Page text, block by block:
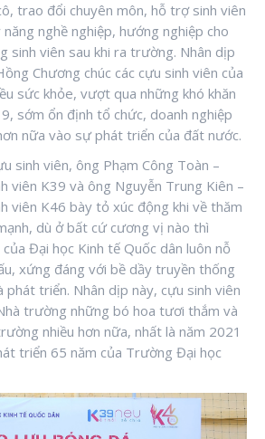
trao đổi chuyên môn, hỗ trợ sinh viên
nghề nghiệp, hướng nghiệp cho
sinh viên sau khi ra trường. Nhân dịp
Chương chúc các cựu sinh viên của
sức khỏe, vượt qua những khó khăn
sớm ổn định tổ chức, doanh nghiệp
nữa vào sự phát triển của đất nước.
sinh viên, ông Phạm Công Toàn –
viên K39 và ông Nguyễn Trung Kiên –
viên K46 bày tỏ xúc động khi về thăm
dù ở bất cứ cương vị nào thì
Đại học Kinh tế Quốc dân luôn nỗ
xứng đáng với bề dầy truyền thống
phát triển. Nhân dịp này, cựu sinh viên
trường những bó hoa tươi thắm và
nhiều hơn nữa, nhất là năm 2021
triển 65 năm của Trường Đại học